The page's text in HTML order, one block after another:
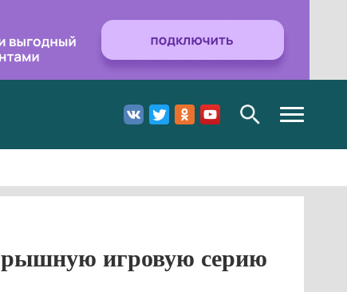
Toggle
navigation
игровую серию